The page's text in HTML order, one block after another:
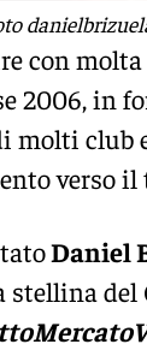
con
2006, in
molti
verso
Daniel
del